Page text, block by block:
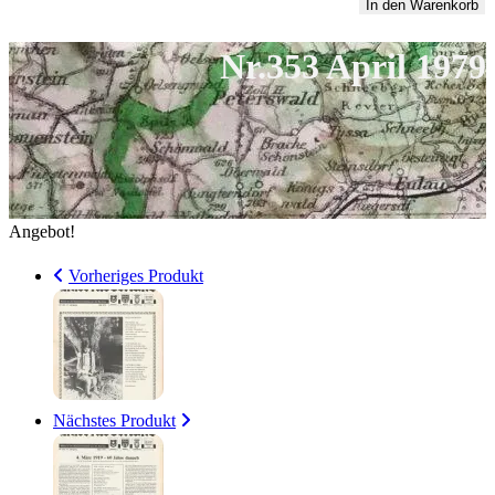
6,00 €
Menge
In den Warenkorb
Nr.353 April 1979
Angebot!
Vorheriges Produkt
Nächstes Produkt